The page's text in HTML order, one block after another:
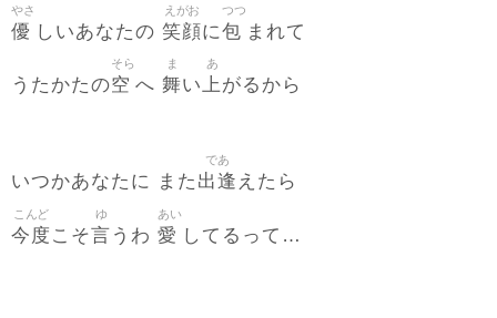
優
やさ
しいあなたの 笑顔
えがお
に包
つつ
まれて
うたかたの空
そら
へ 舞
ま
い上
あ
がるから
いつかあなたに また 出逢
であ
えたら
今度
こんど
こそ言
ゆ
うわ 愛
あい
してるって…